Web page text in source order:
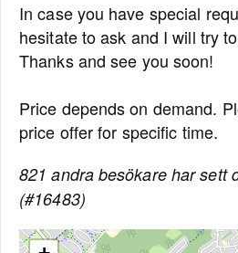
In case you have special
hesitate to ask and I will try
Thanks and see you soon!
Price depends on demand.
price offer for specific time.
821 andra besökare har sett
(#16483)